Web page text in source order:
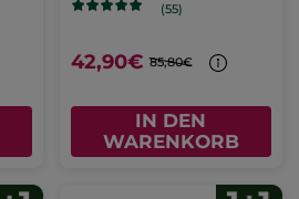
(55)
42,90€ 85,80€
IN DEN
WARENKORB